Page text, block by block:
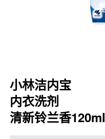
小林洁内宝
内衣洗剂
清新铃兰香120ml